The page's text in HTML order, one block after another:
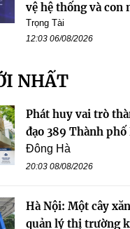
vệ hệ thống và con
Trọng Tài
12:03 06/08/2026
NHẤT
Phát huy vai trò
đạo 389 Thành phố
Đông Hà
20:03 08/08/2026
Hà Nội: Một cây
quản lý thị trường